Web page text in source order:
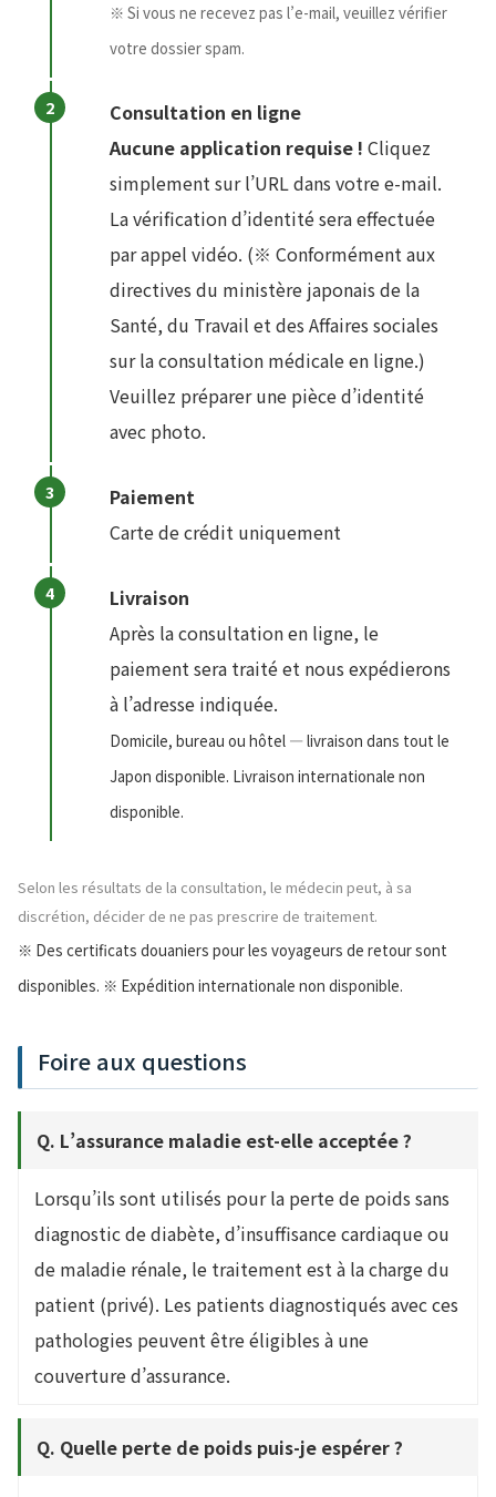
※ Si vous ne recevez pas l’e-mail, veuillez vérifier
votre dossier spam.
Consultation en ligne
Aucune application requise ! Cliquez
simplement sur l’URL dans votre e-mail.
La vérification d’identité sera effectuée
par appel vidéo. (※ Conformément aux
directives du ministère japonais de la
Santé, du Travail et des Affaires sociales
sur la consultation médicale en ligne.)
Veuillez préparer une pièce d’identité
avec photo.
Paiement
Carte de crédit uniquement
Livraison
Après la consultation en ligne, le
paiement sera traité et nous expédierons
à l’adresse indiquée.
Domicile, bureau ou hôtel — livraison dans tout le
Japon disponible. Livraison internationale non
disponible.
Selon les résultats de la consultation, le médecin peut, à sa
discrétion, décider de ne pas prescrire de traitement.
※ Des certificats douaniers pour les voyageurs de retour sont
disponibles. ※ Expédition internationale non disponible.
Foire aux questions
Q. L’assurance maladie est-elle acceptée ?
Lorsqu’ils sont utilisés pour la perte de poids sans
diagnostic de diabète, d’insuffisance cardiaque ou
de maladie rénale, le traitement est à la charge du
patient (privé). Les patients diagnostiqués avec ces
pathologies peuvent être éligibles à une
couverture d’assurance.
Q. Quelle perte de poids puis-je espérer ?